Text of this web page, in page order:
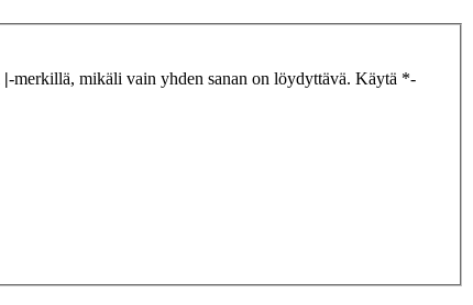
|-merkillä, mikäli vain yhden sanan on löydyttävä. Käytä *-